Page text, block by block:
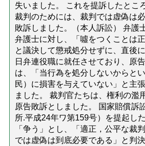
失いました。 これを提訴したとこ
裁判のためには、裁判では虚偽は
敗訴しました。（本人訴訟） 弁護
弁護士に対し、「噓をつくことは
と議決して懲戒処分せずに、直後
日弁連役職に就任させており、原
は、「当行為を処分しないからと
民）に損害を与えていない」と主
ました。 裁判官たちは、権利の濫
原告敗訴としました。 国家賠償訴
所.平成24年ワ第159号）を提起し
「争う」とし、「適正，公平な裁
では虚偽は到底必要である」と判